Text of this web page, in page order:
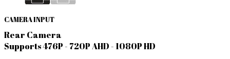
CAMERA INPUT
Rear Camera
Supports 476P - 720P AHD - 1080P HD